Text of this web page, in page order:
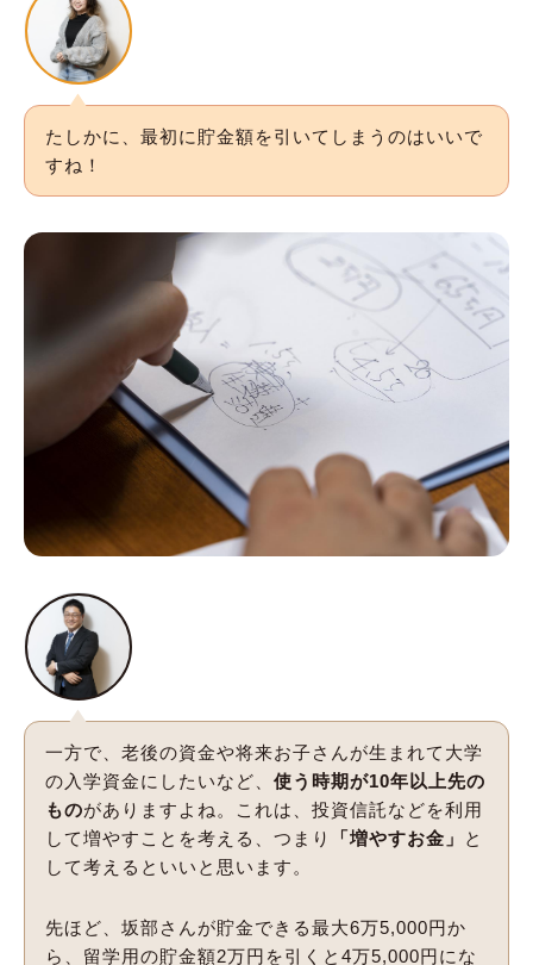
たしかに、最初に貯金額を引いてしまうのはいいで
すね！
一方で、老後の資金や将来お子さんが生まれて大学
の入学資金にしたいなど、 使う時期が10年以上先の
ものがありますよね。これは、投資信託などを利用
して増やすことを考える、つまり
「増やすお金」
と
して考えるといいと思います。
先ほど、坂部さんが貯金できる最大6万5,000円か
ら、留学用の貯金額2万円を引くと4万5,000円にな